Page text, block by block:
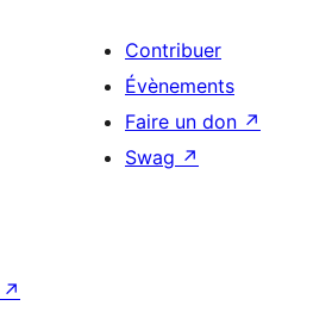
Contribuer
Évènements
Faire un don ↗
Swag ↗
↗